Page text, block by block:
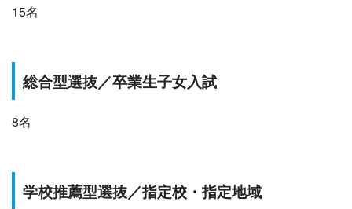
15名
総合型選抜／卒業生子女入試
8名
学校推薦型選抜／指定校・指定地域